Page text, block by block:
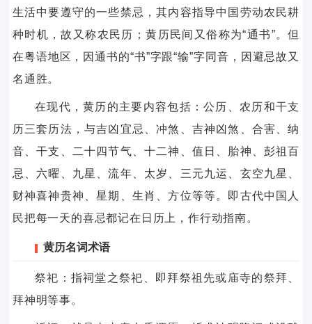
生活中要遵守的一些禁忌，其内容指导中国劳动农民耕
种时机，故又称农民历；黄历民间又俗称为“通书”。但
在粤语地区，因通书的“书”字跟“输”字同音，因避忌故又
名通胜。
在现代，黄历的主要内容包括：公历、农历和干支
历三套历法，与吉凶宜忌、冲煞、吉神凶煞、合害、纳
音、干支、二十四节气、十二神、值日、胎神、彭祖百
忌、六曜、九星、流年、太岁、三元九运、玄空九星、
财神喜神贵神、星期、生肖、方位等等。即古代中国人
民把每一天的喜忌都记在日历上，作行动指南。
黄历名词术语
祭祀：指祠堂之祭祀、即拜祭祖先或庙寺的祭拜、
拜神明等事。